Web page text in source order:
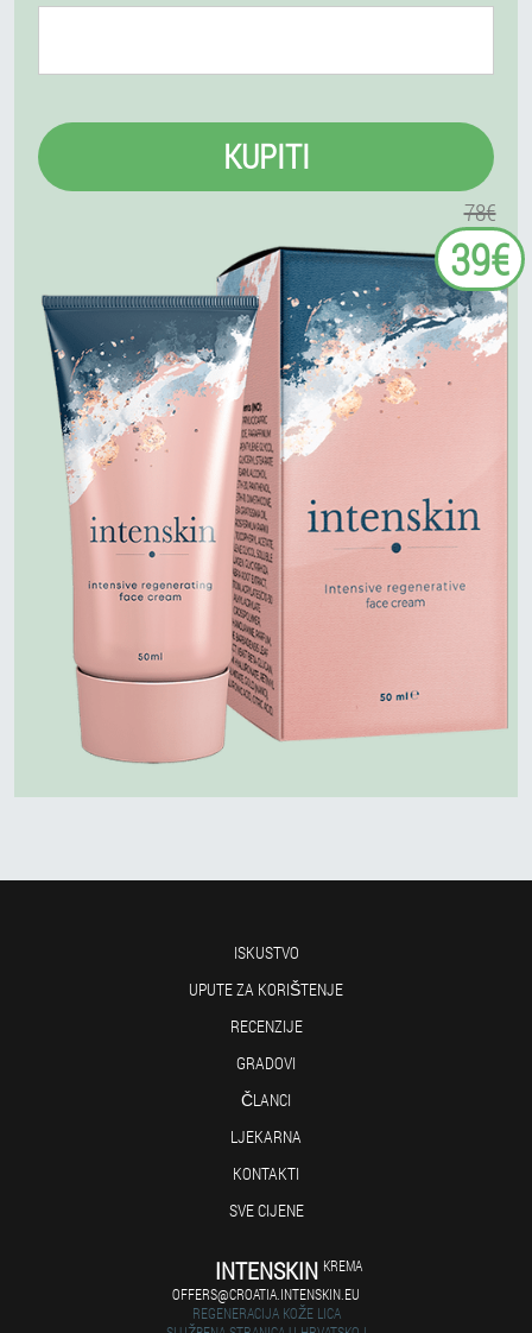
KUPITI
78€
39€
ISKUSTVO
UPUTE ZA KORIŠTENJE
RECENZIJE
GRADOVI
ČLANCI
LJEKARNA
KONTAKTI
SVE CIJENE
INTENSKIN KREMA
OFFERS@CROATIA.INTENSKIN.EU
REGENERACIJA KOŽE LICA